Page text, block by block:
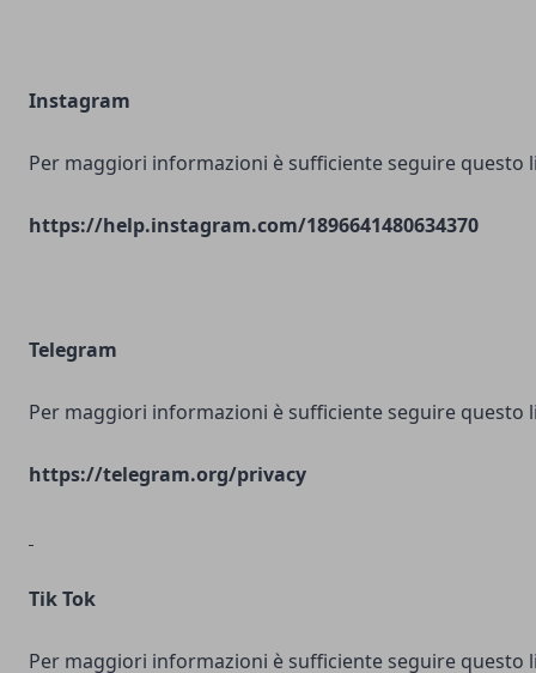
Instagram
Per maggiori informazioni è sufficiente seguire questo
https://help.instagram.com/1896641480634370
Telegram
Per maggiori informazioni è sufficiente seguire questo
https://telegram.org/privacy
Tik Tok
Per maggiori informazioni è sufficiente seguire questo